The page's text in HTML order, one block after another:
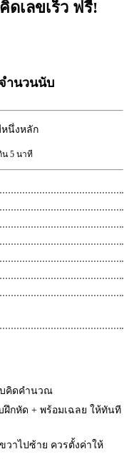
เลขเร็ว ฟรี!
ำนวนนับ
หนึ่งหลัก
น 5 นาที
บคิดคำนวณ
กหัด + พร้อมเฉลย ให้ทันที
วาไปซ้าย ควรตั้งค่าให้